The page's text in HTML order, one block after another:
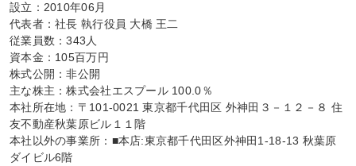
設立：2010年06月
代表者：社長 執行役員 大橋 王二
従業員数：343人
資本金：105百万円
株式公開：非公開
主な株主：株式会社エスプール 100.0％
本社所在地：〒101-0021 東京都千代田区 外神田３－１２－８ 住
友不動産秋葉原ビル１１階
本社以外の事業所：■本店:東京都千代田区外神田1-18-13 秋葉原
ダイビル6階